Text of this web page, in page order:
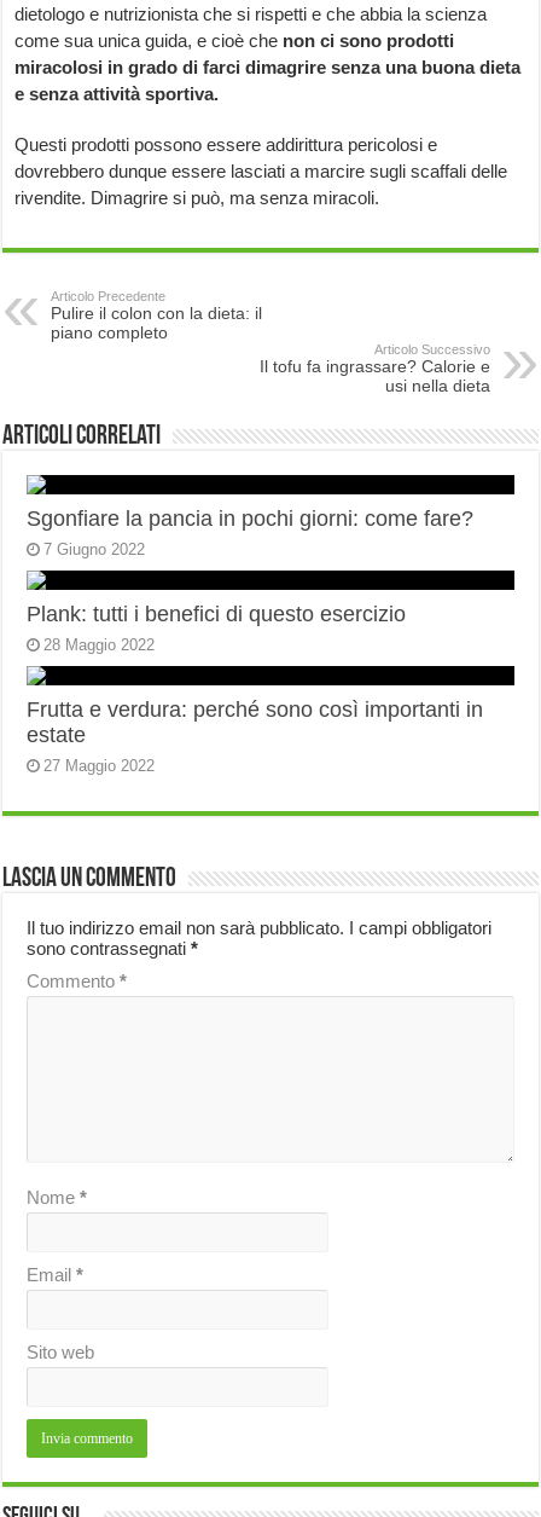
dietologo e nutrizionista che si rispetti e che abbia la scienza
come sua unica guida, e cioè che non ci sono prodotti
miracolosi in grado di farci dimagrire senza una buona dieta
e senza attività sportiva.
Questi prodotti possono essere addirittura pericolosi e
dovrebbero dunque essere lasciati a marcire sugli scaffali delle
rivendite. Dimagrire si può, ma senza miracoli.
Articolo Precedente
Pulire il colon con la dieta: il
piano completo
Articolo Successivo
Il tofu fa ingrassare? Calorie e
usi nella dieta
Articoli correlati
Sgonfiare la pancia in pochi giorni: come fare?
7 Giugno 2022
Plank: tutti i benefici di questo esercizio
28 Maggio 2022
Frutta e verdura: perché sono così importanti in
estate
27 Maggio 2022
Lascia un commento
Il tuo indirizzo email non sarà pubblicato. I campi obbligatori
sono contrassegnati*
Commento*
Nome*
Email*
Sito web